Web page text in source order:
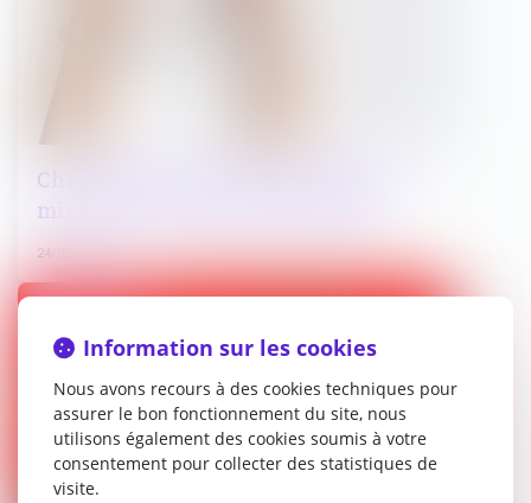
Chronologie de la justice pénale des
mineurs en France de 1791 à 2025
24/02/2025
Information sur les cookies
Nous avons recours à des cookies techniques pour
assurer le bon fonctionnement du site, nous
utilisons également des cookies soumis à votre
consentement pour collecter des statistiques de
visite.